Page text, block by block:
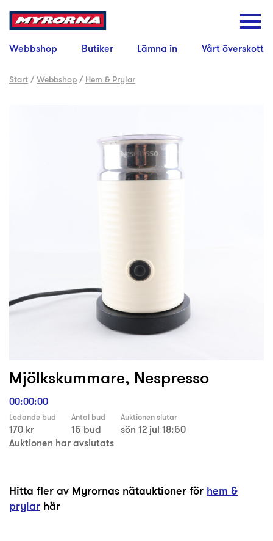
Webbshop Butiker Lämna in Vårt överskott
Start /Webbshop / Hem & Prylar
Mjölkskummare, Nespresso
00:00:00
Ledande bud
170 kr
Antal bud
15 bud
Auktionen slutar
sön 12 jul 18:50
Auktionen har avslutats
Hitta fler av Myrornas nätauktioner för hem &
prylar här